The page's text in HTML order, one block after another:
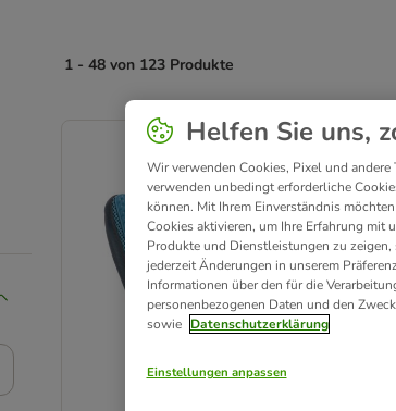
1 - 48 von 123 Produkte
product items have been changed
Helfen Sie uns,
Wir verwenden Cookies, Pixel und
verwenden unbedingt erforderliche
können. Mit Ihrem Einverständnis
Cookies aktivieren, um Ihre Erfahrung mit
Produkte und Dienstleistungen zu
jederzeit Änderungen in unserem
Informationen über den für die
personenbezogenen Daten und den
sowie Datenschutzerklärung
Einstellungen anpassen